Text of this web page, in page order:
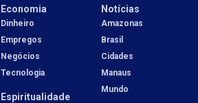
Economia
Dinheiro
Empregos
Negócios
Tecnologia
Espiritualidade
Notícias
Amazonas
Brasil
Cidades
Manaus
Mundo